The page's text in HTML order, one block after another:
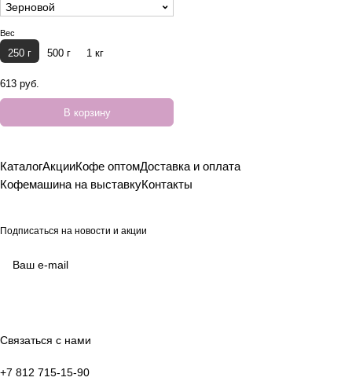
613 руб.
В корзину
Зерновой
Вес
250 г 500 г 1 кг
КаталогАкцииКофе оптомДоставка и оплата
Кофемашина на выставкуКонтакты
Подписаться на новости и акции
Связаться с нами
+7 812 715-15-90